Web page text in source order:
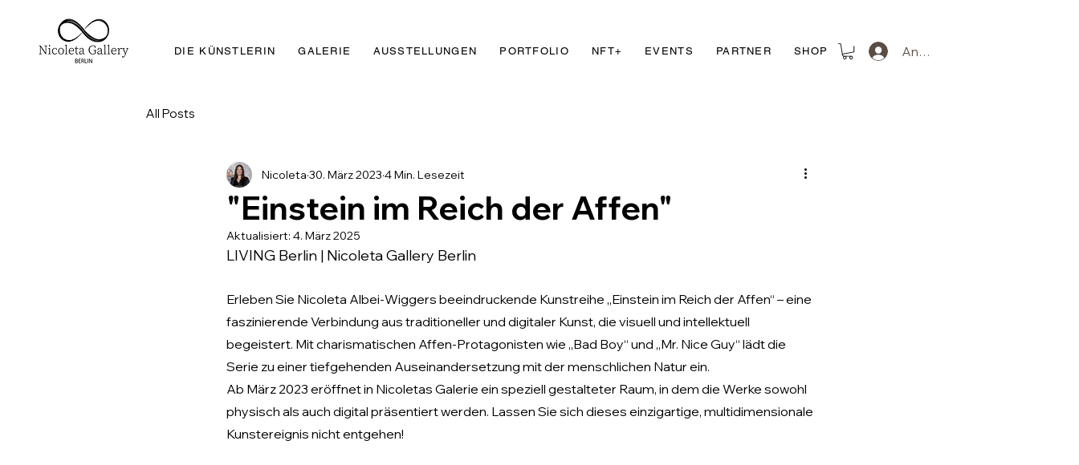
DIE KÜNSTLERIN GALERIE AUSSTELLUNGEN PORTFOLIO NFT+ EVENTS PARTNER SHOP Anmelden
All Posts
"Einstein im Reich der Affen"
Nicoleta 30. März 2023 4 Min. Lesezeit
Aktualisiert: 4. März 2025
LIVING Berlin | Nicoleta Gallery Berlin
Erleben Sie Nicoleta Albei-Wiggers beeindruckende Kunstreihe „Einstein im Reich der Affen“ – eine
faszinierende Verbindung aus traditioneller und digitaler Kunst, die visuell und intellektuell
begeistert. Mit charismatischen Affen-Protagonisten wie „Bad Boy“ und „Mr. Nice Guy“ lädt die
Serie zu einer tiefgehenden Auseinandersetzung mit der menschlichen Natur ein.
Ab März 2023 eröffnet in Nicoletas Galerie ein speziell gestalteter Raum, in dem die Werke sowohl
physisch als auch digital präsentiert werden. Lassen Sie sich dieses einzigartige, multidimensionale
Kunstereignis nicht entgehen!